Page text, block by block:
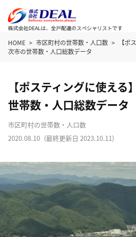
HOME 市区町村の世帯数・人口数
【ポ
次市の世帯数・人口総数データ
【ポスティングに使える
世帯数・人口総数データ
市区町村の世帯数・人口数
2020.08.10 (最終更新日 2023.10.11)